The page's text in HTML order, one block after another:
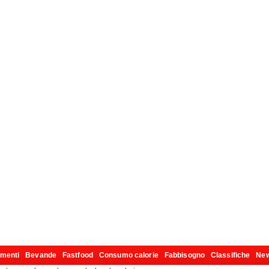
Bevande Fastfood Consumo calorie Fabbisogno Classifiche